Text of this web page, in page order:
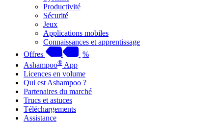
Productivité
Sécurité
Jeux
Applications mobiles
Connaissances et apprentissage
Offres
%
Ashampoo® App
Licences en volume
Qui est Ashampoo ?
Partenaires du marché
Trucs et astuces
Téléchargements
Assistance